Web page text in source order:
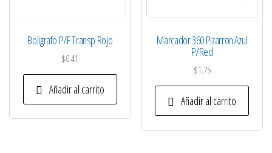
Boligrafo P/F Transp Rojo
$0.41
Añadir al carrito
Marcador 360 Pizarron Azul
P/Red
$1.75
Añadir al carrito